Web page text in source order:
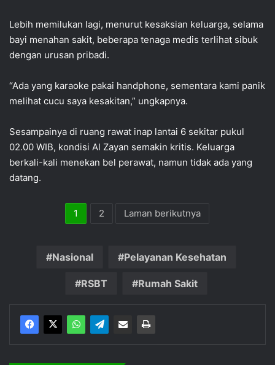
Lebih memilukan lagi, menurut kesaksian keluarga, selama
bayi menahan sakit, beberapa tenaga medis terlihat sibuk
dengan urusan pribadi.
“Ada yang karaoke pakai handphone, sementara kami panik
melihat cucu saya kesakitan,” ungkapnya.
Sesampainya di ruang rawat inap lantai 6 sekitar pukul
02.00 WIB, kondisi Al Zayan semakin kritis. Keluarga
berkali-kali menekan bel perawat, namun tidak ada yang
datang.
1 2 Laman berikutnya
Nasional Pelayanan Kesehatan
RSBT Rumah Sakit